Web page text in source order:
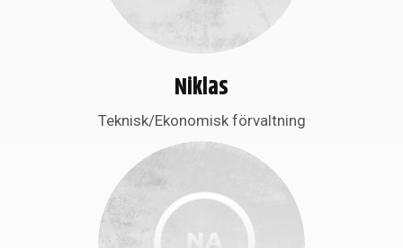
Niklas
Teknisk/Ekonomisk förvaltning